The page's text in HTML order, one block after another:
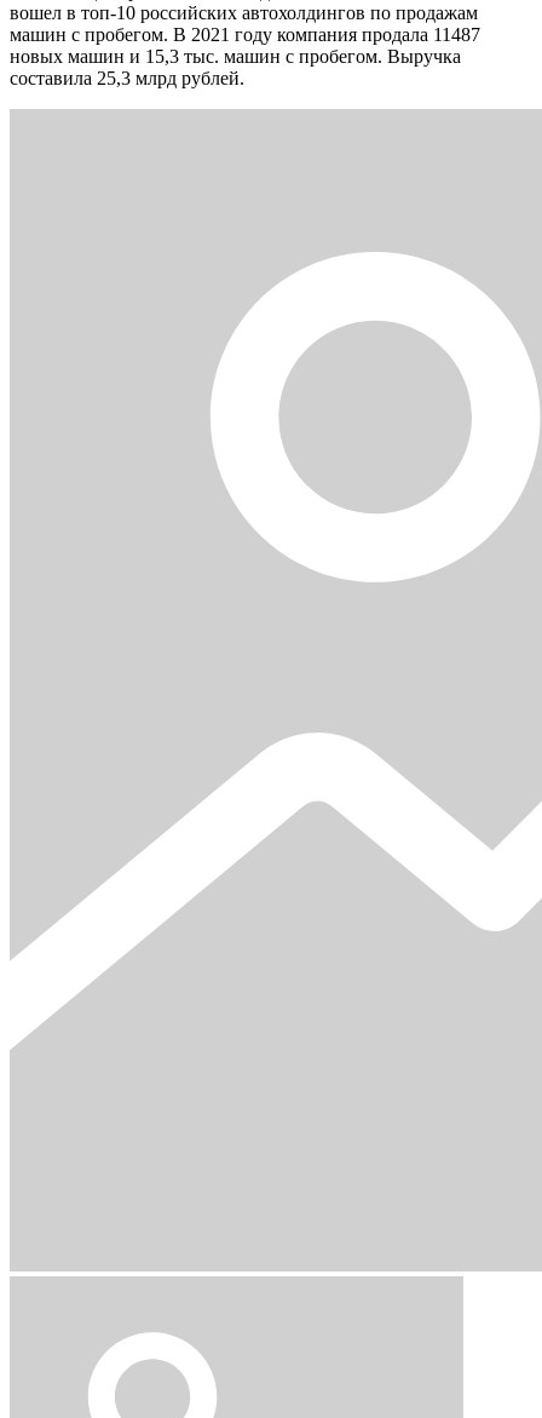
вошел в топ-10 российских автохолдингов по продажам
машин с пробегом. В 2021 году компания продала 11487
новых машин и 15,3 тыс. машин с пробегом. Выручка
составила 25,3 млрд рублей.